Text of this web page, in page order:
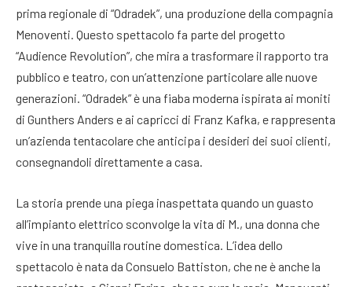
prima regionale di “Odradek”, una produzione della compagnia
Menoventi. Questo spettacolo fa parte del progetto
“Audience Revolution”, che mira a trasformare il rapporto tra
pubblico e teatro, con un’attenzione particolare alle nuove
generazioni. “Odradek” è una fiaba moderna ispirata ai moniti
di Gunthers Anders e ai capricci di Franz Kafka, e rappresenta
un’azienda tentacolare che anticipa i desideri dei suoi clienti,
consegnandoli direttamente a casa.
La storia prende una piega inaspettata quando un guasto
all’impianto elettrico sconvolge la vita di M., una donna che
vive in una tranquilla routine domestica. L’idea dello
spettacolo è nata da Consuelo Battiston, che ne è anche la